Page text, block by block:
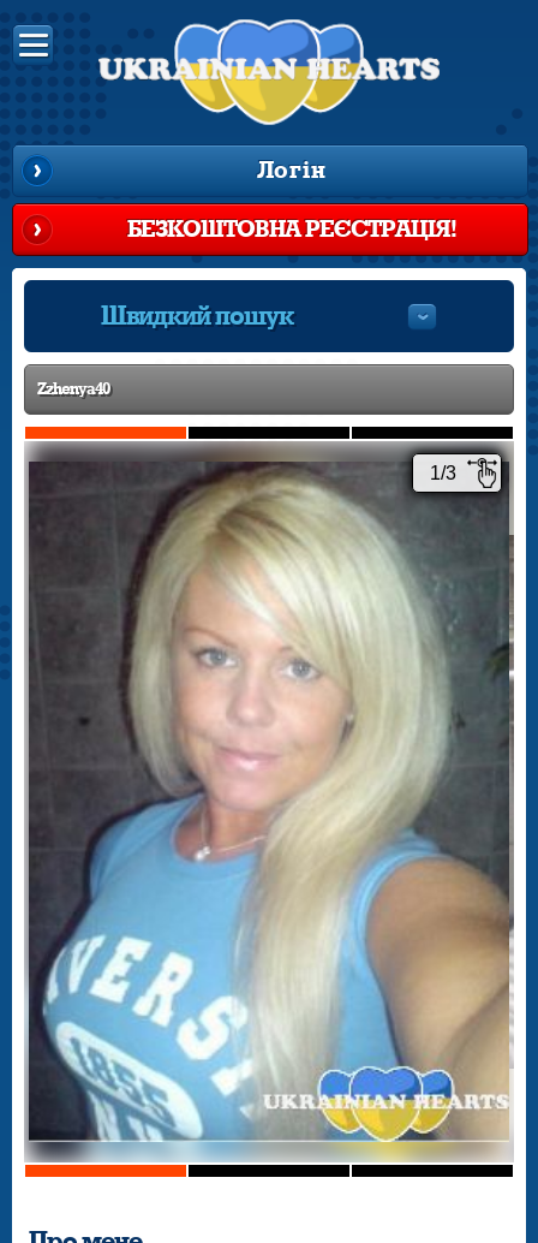
Логін
БЕЗКОШТОВНА РЕЄСТРАЦІЯ!
Швидкий пошук
Zzhenya40
1/3